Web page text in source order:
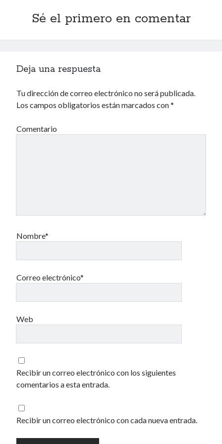
Voyeurismo
Blue Jay Way
Don Nadie
El hombre que comía diccionarios
40 des astres
Un recuerdo especial al Oráculo y a la Chacharita.
IBSN: Número de serie de blogs de Internet
00-22-05-2002
Sé el primero en comentar
Deja una respuesta
Tu dirección de correo electrónico no será publicada.
Los campos obligatorios están marcados con*
Comentario
Nombre*
Correo electrónico*
Web
Recibir un correo electrónico con los siguientes
comentarios a esta entrada.
Recibir un correo electrónico con cada nueva entrada.